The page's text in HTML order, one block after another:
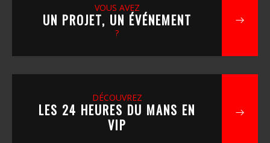
VOUS AVEZ
UN PROJET, UN ÉVÉNEMENT
?
DÉCOUVREZ
LES 24 HEURES DU MANS EN
VIP